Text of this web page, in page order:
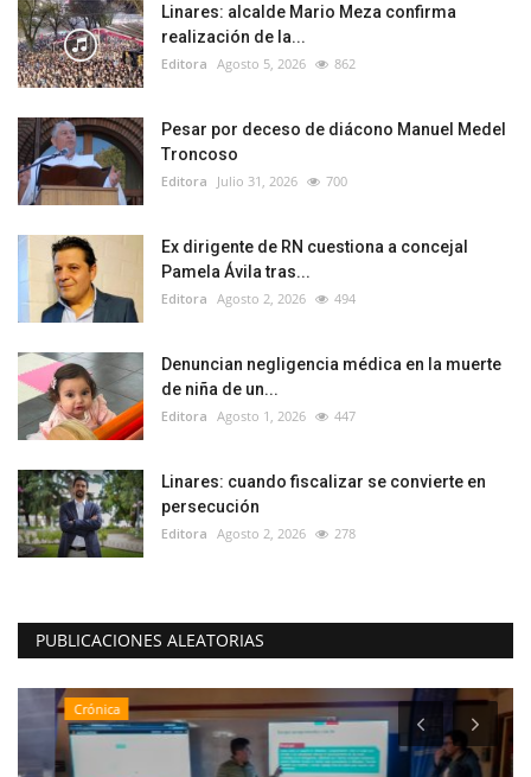
Linares: alcalde Mario Meza confirma
realización de la...
Editora Agosto 5, 2026 862
Pesar por deceso de diácono Manuel Medel
Troncoso
Editora Julio 31, 2026 700
Ex dirigente de RN cuestiona a concejal
Pamela Ávila tras...
Editora Agosto 2, 2026 494
Denuncian negligencia médica en la muerte
de niña de un...
Editora Agosto 1, 2026 447
Linares: cuando fiscalizar se convierte en
persecución
Editora Agosto 2, 2026 278
PUBLICACIONES ALEATORIAS
Crónica